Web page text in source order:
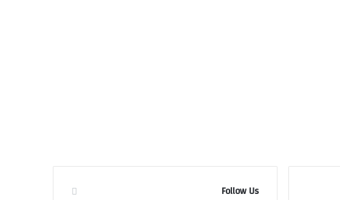
Follow Us